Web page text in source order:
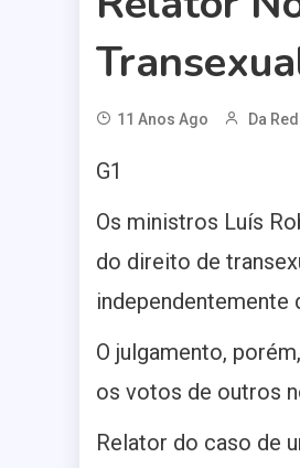
11 Anos Ago Da
G1
Os ministros Luís
do direito de
independentemente
O julgamento,
os votos de outros
Relator do caso de